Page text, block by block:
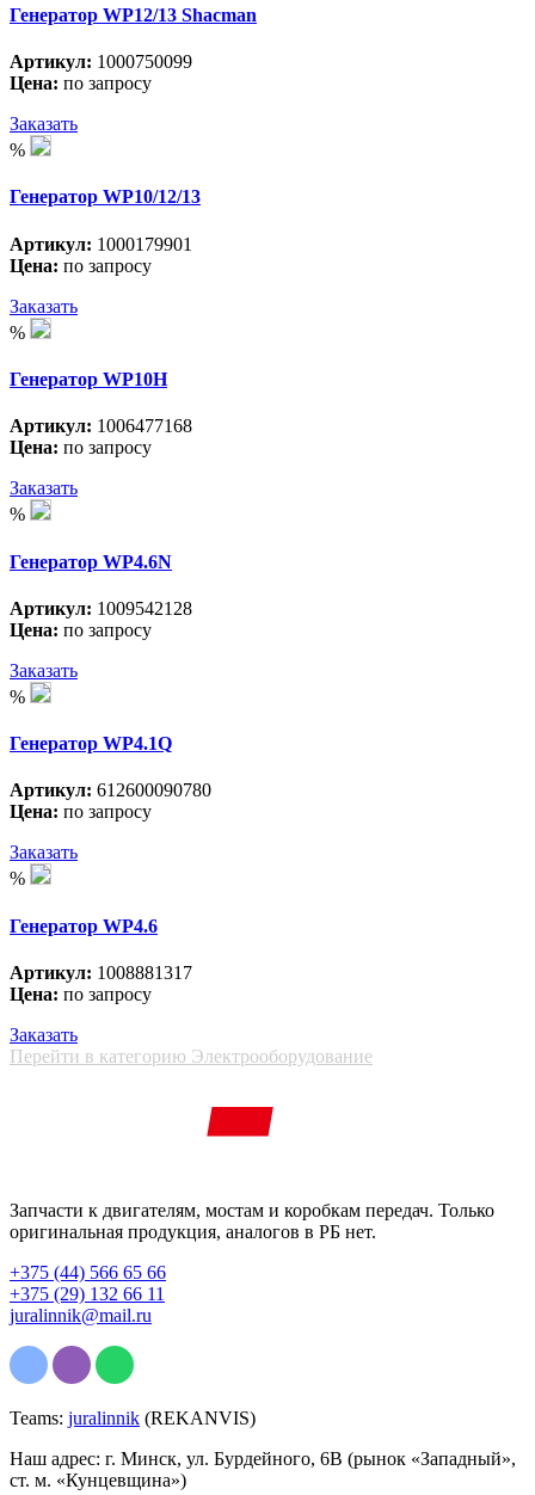
Генератор WP12/13 Shacman
Артикул: 1000750099
Цена: по запросу
Заказать
%
Генератор WP10/12/13
Артикул: 1000179901
Цена: по запросу
Заказать
%
Генератор WP10H
Артикул: 1006477168
Цена: по запросу
Заказать
%
Генератор WP4.6N
Артикул: 1009542128
Цена: по запросу
Заказать
%
Генератор WP4.1Q
Артикул: 612600090780
Цена: по запросу
Заказать
%
Генератор WP4.6
Артикул: 1008881317
Цена: по запросу
Заказать
Перейти в категорию Электрооборудование
Запчасти к двигателям, мостам и коробкам передач. Только
оригинальная продукция, аналогов в РБ нет.
+375 (44) 566 65 66
+375 (29) 132 66 11
juralinnik@mail.ru
Teams: juralinnik (REKANVIS)
Наш адрес: г. Минск, ул. Бурдейного, 6В (рынок «Западный»,
ст. м. «Кунцевщина»)